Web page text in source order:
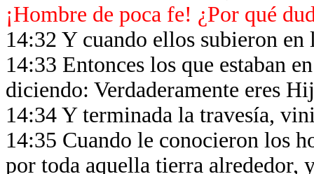
¡Hombre de poca fe! ¿Por qué
14:32 Y cuando ellos subieron
14:33 Entonces los que estaban
diciendo: Verdaderamente eres
14:34 Y terminada la travesía,
14:35 Cuando le conocieron los
por toda aquella tierra alrededor,